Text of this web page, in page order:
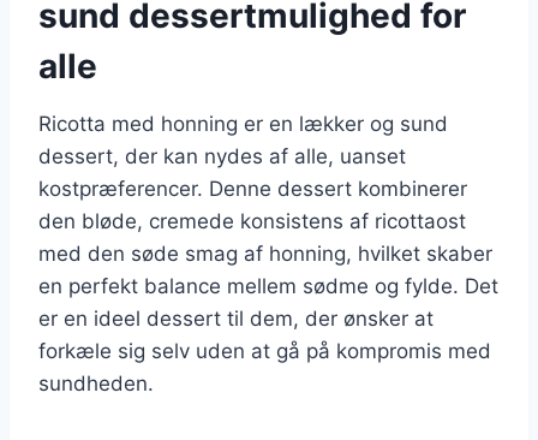
sund dessertmulighed for
alle
Ricotta med honning er en lækker og sund
dessert, der kan nydes af alle, uanset
kostpræferencer. Denne dessert kombinerer
den bløde, cremede konsistens af ricottaost
med den søde smag af honning, hvilket skaber
en perfekt balance mellem sødme og fylde. Det
er en ideel dessert til dem, der ønsker at
forkæle sig selv uden at gå på kompromis med
sundheden.